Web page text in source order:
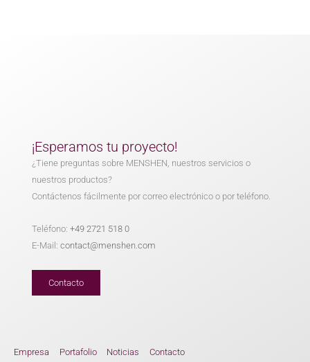
¡Esperamos tu proyecto!
¿Tiene preguntas sobre MENSHEN, nuestros servicios o
nuestros productos?
Contáctenos fácilmente por correo electrónico o por teléfono.
Teléfono:+49 2721 518 0
E-Mail:contact@menshen.com
Contacto
Empresa Portafolio Noticias Contacto